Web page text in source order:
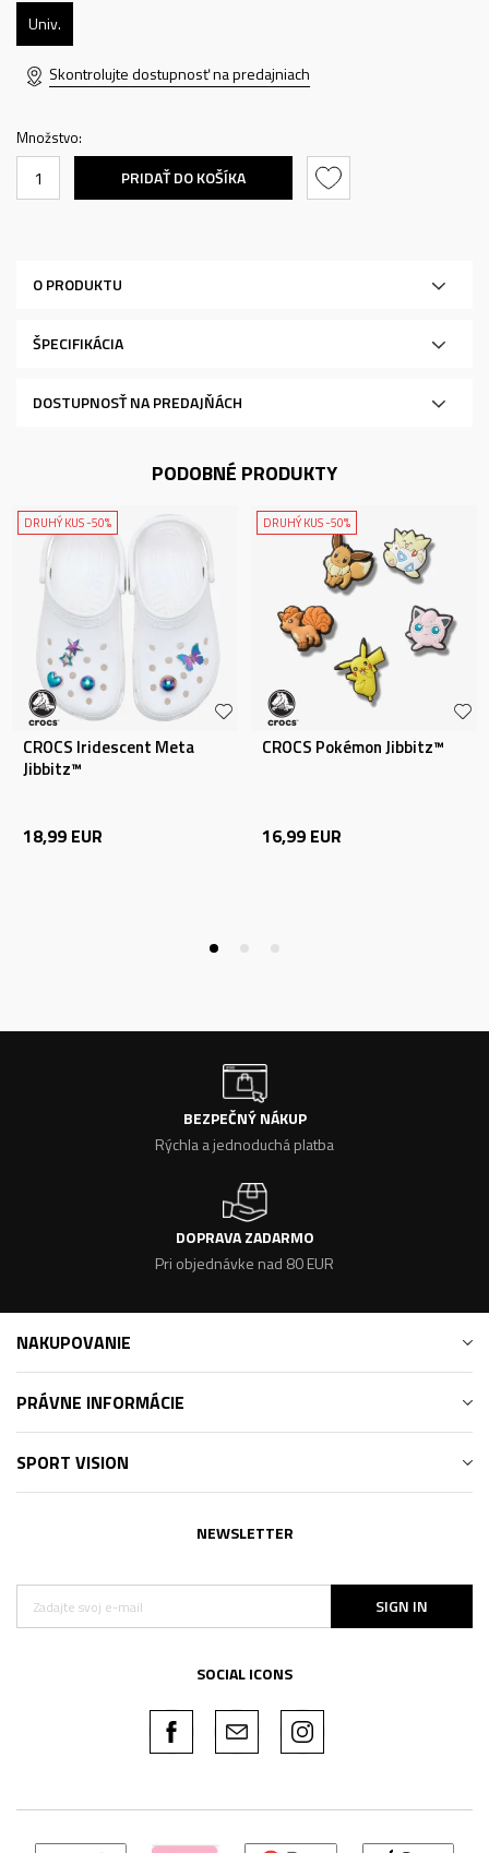
Univ.
Skontrolujte dostupnosť na predajniach
Množstvo:
PRIDAŤ DO KOŠÍKA
O PRODUKTU
ŠPECIFIKÁCIA
DOSTUPNOSŤ NA PREDAJŇÁCH
PODOBNÉ PRODUKTY
DRUHÝ KUS -50%
CROCS Iridescent Meta
Jibbitz™
18,99 EUR
DRUHÝ KUS -50%
CROCS Pokémon Jibbitz™
16,99 EUR
BEZPEČNÝ NÁKUP
Rýchla a jednoduchá platba
DOPRAVA ZADARMO
Pri objednávke nad 80 EUR
NAKUPOVANIE
PRÁVNE INFORMÁCIE
SPORT VISION
NEWSLETTER
SIGN IN
SOCIAL ICONS